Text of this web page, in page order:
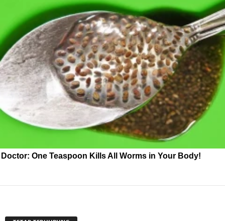
Doctor: One Teaspoon Kills All Worms in Your Body!